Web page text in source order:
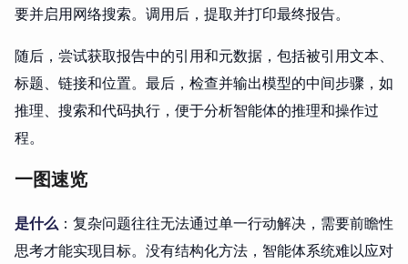
要并启用网络搜索。调用后，提取并打印最终报告。
随后，尝试获取报告中的引用和元数据，包括被引用文本、
标题、链接和位置。最后，检查并输出模型的中间步骤，如
推理、搜索和代码执行，便于分析智能体的推理和操作过
程。
一图速览
是什么 ：复杂问题往往无法通过单一行动解决，需要前瞻性
思考才能实现目标。没有结构化方法，智能体系统难以应对